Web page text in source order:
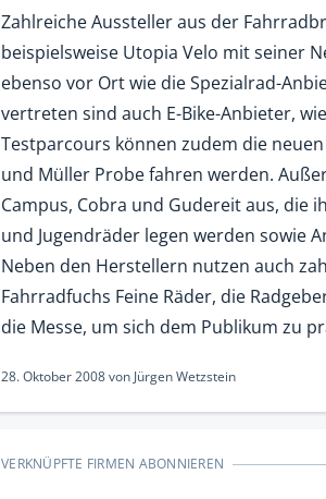
Zahlreiche Aussteller aus der
beispielsweise Utopia Velo mit seiner
ebenso vor Ort wie die Spezialrad-
vertreten sind auch E-Bike-Anbieter,
Testparcours können zudem die
und Müller Probe fahren werden.
Campus, Cobra und Gudereit aus, die
und Jugendräder legen werden sowie
Neben den Herstellern nutzen auch
Fahrradfuchs Feine Räder, die
die Messe, um sich dem Publikum zu
28. Oktober 2008von Jürgen Wetzstein
VERKNÜPFTE FIRMEN ABONNIEREN